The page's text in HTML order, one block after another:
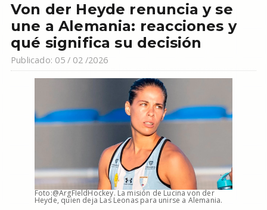
Von der Heyde renuncia y se
une a Alemania: reacciones y
qué significa su decisión
Publicado: 05 / 02 /2026
Foto:@ArgFIeldHockey. La misión de Lucina von der
Heyde, quien deja Las Leonas para unirse a Alemania.